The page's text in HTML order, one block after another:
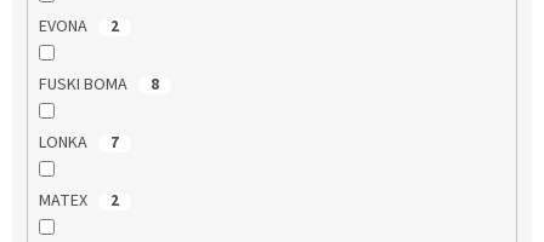
EVONA 2
FUSKI BOMA 8
LONKA 7
MATEX 2